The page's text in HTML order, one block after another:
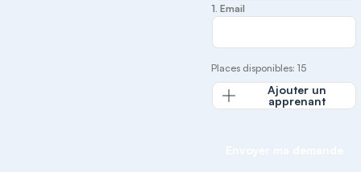
1. Email
Places disponibles: 15
Ajouter un
apprenant